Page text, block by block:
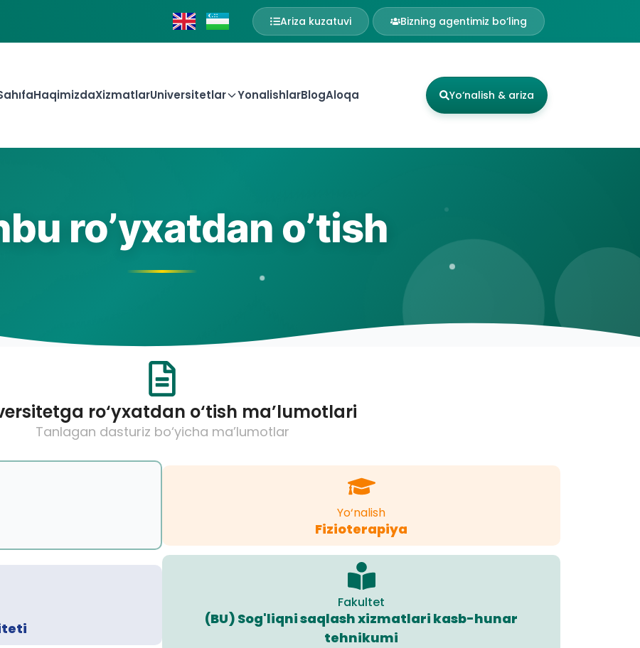
Ariza kuzatuvi Bizning agentimiz bo‘ling
HaqimizdaXizmatlarUniversitetlar YonalishlarBlogAloqa Yo‘nalish & ariza
ro’yxatdan o’tish
ro‘yxatdan o‘tish ma’lumotlari
Tanlagan dasturiz bo‘yicha ma’lumotlar
Yo‘nalish
Fizioterapiya
Fakultet
(BU) Sog'liqni saqlash xizmatlari kasb-hunar
tehnikumi